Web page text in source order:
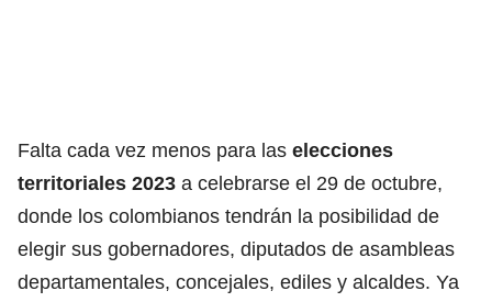
Falta cada vez menos para las elecciones
territoriales 2023 a celebrarse el 29 de octubre,
donde los colombianos tendrán la posibilidad de
elegir sus gobernadores, diputados de asambleas
departamentales, concejales, ediles y alcaldes. Ya